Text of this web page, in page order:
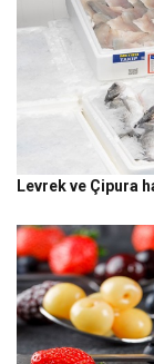
Levrek ve Çipura